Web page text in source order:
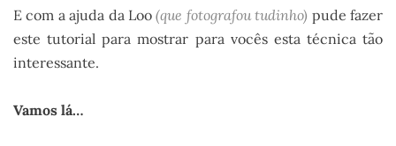
E com a ajuda da Loo(que fotografou tudinho) pude fazer
este tutorial para mostrar para vocês esta técnica tão
interessante.
Vamos lá…